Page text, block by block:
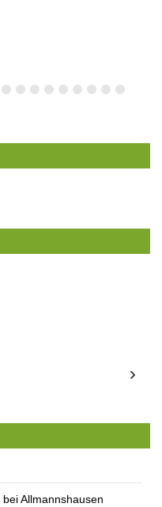
Allmannshausen